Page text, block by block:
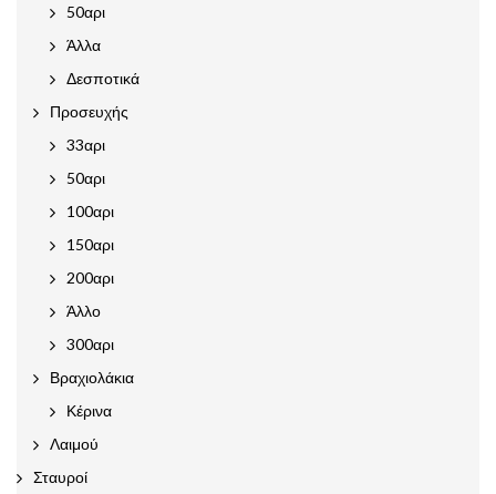
50αρι
Άλλα
Δεσποτικά
Προσευχής
33αρι
50αρι
100αρι
150αρι
200αρι
Άλλο
300αρι
Βραχιολάκια
Κέρινα
Λαιμού
Σταυροί